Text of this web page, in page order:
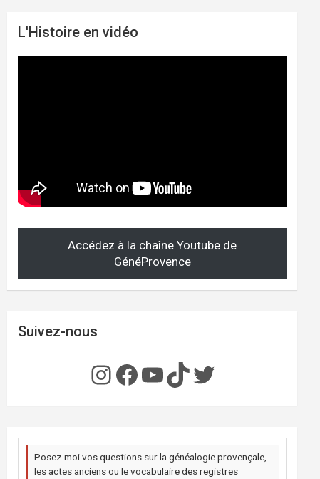
L'Histoire en vidéo
Accédez à la chaîne Youtube de
GénéProvence
Suivez-nous
Instagram
Facebook
YouTube
TikTok
Twitter
Posez-moi vos questions sur la généalogie provençale,
les actes anciens ou le vocabulaire des registres